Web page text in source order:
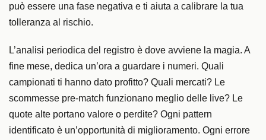
può essere una fase negativa e ti aiuta a calibrare la tua
tolleranza al rischio.
L’analisi periodica del registro è dove avviene la magia. A
fine mese, dedica un’ora a guardare i numeri. Quali
campionati ti hanno dato profitto? Quali mercati? Le
scommesse pre-match funzionano meglio delle live? Le
quote alte portano valore o perdite? Ogni pattern
identificato è un’opportunità di miglioramento. Ogni errore